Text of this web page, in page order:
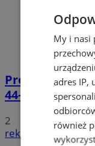
Prowadził
44-latek
2
reklama
My i nasi
adres IP,
również